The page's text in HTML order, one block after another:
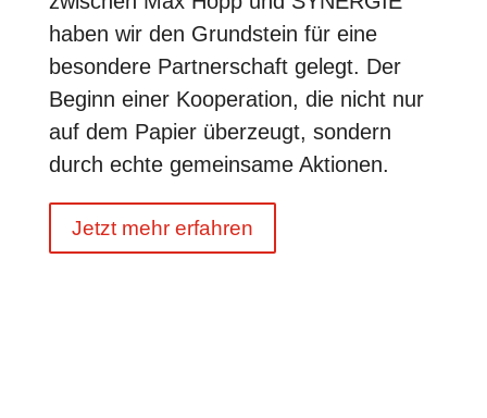
haben wir den Grundstein für eine
besondere Partnerschaft gelegt. Der
Beginn einer Kooperation, die nicht nur
auf dem Papier überzeugt, sondern
durch echte gemeinsame Aktionen.
Jetzt mehr erfahren